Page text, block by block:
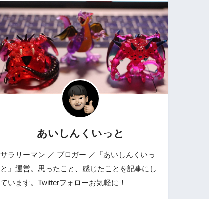
あいしんくいっと
サラリーマン ／ ブロガー ／『あいしんくいっ
と』運営。思ったこと、感じたことを記事にし
ています。Twitterフォローお気軽に！